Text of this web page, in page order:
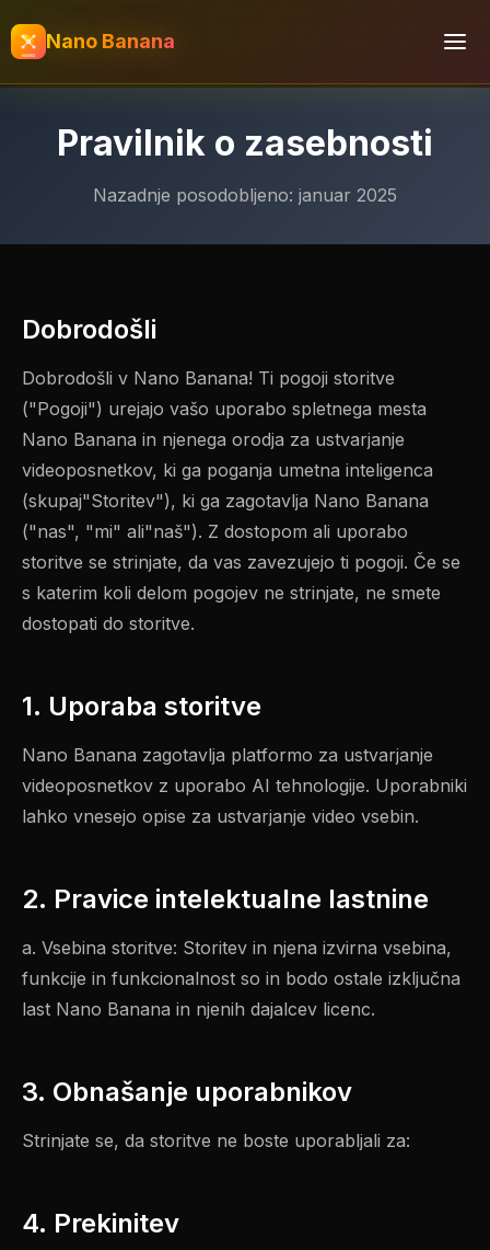
Nano Banana
Pravilnik o zasebnosti
Nazadnje posodobljeno: januar 2025
Dobrodošli
Dobrodošli v Nano Banana! Ti pogoji storitve
("Pogoji") urejajo vašo uporabo spletnega mesta
Nano Banana in njenega orodja za ustvarjanje
videoposnetkov, ki ga poganja umetna inteligenca
(skupaj"Storitev"), ki ga zagotavlja Nano Banana
("nas", "mi" ali"naš"). Z dostopom ali uporabo
storitve se strinjate, da vas zavezujejo ti pogoji. Če se
s katerim koli delom pogojev ne strinjate, ne smete
dostopati do storitve.
1. Uporaba storitve
Nano Banana zagotavlja platformo za ustvarjanje
videoposnetkov z uporabo AI tehnologije. Uporabniki
lahko vnesejo opise za ustvarjanje video vsebin.
2. Pravice intelektualne lastnine
a. Vsebina storitve: Storitev in njena izvirna vsebina,
funkcije in funkcionalnost so in bodo ostale izključna
last Nano Banana in njenih dajalcev licenc.
3. Obnašanje uporabnikov
Strinjate se, da storitve ne boste uporabljali za:
4. Prekinitev